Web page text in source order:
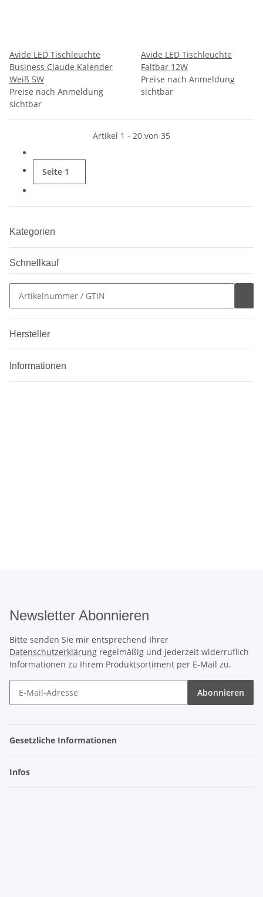
Avide LED Tischleuchte
Business Claude Kalender
Weiß 5W
Preise nach Anmeldung
sichtbar
Avide LED Tischleuchte
Faltbar 12W
Preise nach Anmeldung
sichtbar
Artikel 1 - 20 von 35
Seite 1
Kategorien
Schnellkauf
Hersteller
Informationen
Newsletter Abonnieren
Bitte senden Sie mir entsprechend Ihrer
Datenschutzerklärung regelmäßig und jederzeit widerruflich
Informationen zu Ihrem Produktsortiment per E-Mail zu.
Abonnieren
Gesetzliche Informationen
Infos